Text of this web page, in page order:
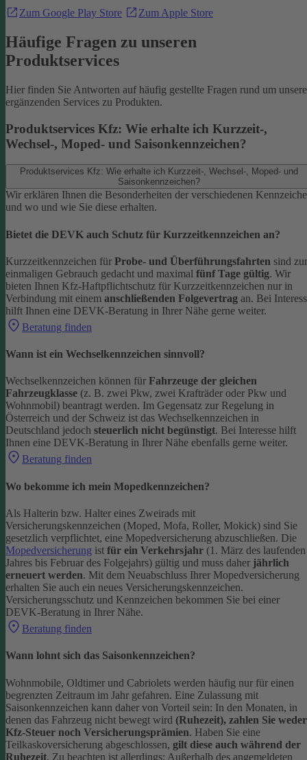
Zum Google Play Store Zum Apple Store
Häufige Fragen zu unseren
Produktservices
Hier finden Sie Antworten auf häufig gestellte Fragen rund um unsere
ergänzenden Services zu Produkten.
Produktservices Kfz: Wie erhalte ich Kurzzeit-,
Wechsel-, Moped- und Saisonkennzeichen?
Produktservices Kfz: Wie erhalte ich Kurzzeit-, Wechsel-, Moped- und
Saisonkennzeichen?
Wir erklären Ihnen die Besonderheiten der verschiedenen
und wo und wie Sie diese erhalten.
Bietet die DEVK auch Schutz für Kurzzeitkennzeichen an?
Kurzzeitkennzeichen für Probe- und Überführungsfahrten sind
einmaligen Gebrauch gedacht und maximal fünf Tage gültig. Wir
bieten Ihnen Kfz-Haftpflichtschutz für Kurzzeitkennzeichen nur in
Verbindung mit einem anschließenden Folgevertrag an. Bei
hilft Ihnen eine DEVK-Beratung in Ihrer Nähe gerne weiter.
Beratung finden
Wann ist ein Wechselkennzeichen sinnvoll?
Wechselkennzeichen können für Fahrzeuge der gleichen
Fahrzeugklasse (z. B. zwei Pkw, zwei Krafträder oder Pkw und
Wohnmobil) beantragt werden. Im Gegensatz zur Regelung in
Österreich und der Schweiz ist das Wechselkennzeichen in
Deutschland jedoch steuerlich nicht begünstigt. Bei Interesse hilft
Ihnen eine DEVK-Beratung in Ihrer Nähe ebenfalls gerne weiter.
Beratung finden
Wo bekomme ich mein Mopedkennzeichen?
Als Halterin bzw. Halter eines Zweirads mit
Versicherungskennzeichen (Moped, Mofa, Roller, Mokick) sind Sie
gesetzlich verpflichtet, eine Mopedversicherung abzuschließen. Die
Mopedversicherung ist für ein Verkehrsjahr (1. März des laufenden
Jahres bis Februar des Folgejahrs) gültig und muss daher jährlich
erneuert werden. Mit dem Neuabschluss Ihrer Mopedversicherung
erhalten Sie auch ein neues Versicherungskennzeichen.
Versicherungsschutz und Kennzeichen bekommen Sie bei einer
DEVK-Beratung in Ihrer Nähe.
Beratung finden
Wann lohnt sich das Saisonkennzeichen?
Wohnmobile, Oldtimer und Cabriolets werden häufig nur für einen
begrenzten Zeitraum im Jahr gefahren. Eine Zulassung mit
Saisonkennzeichen kann daher von Vorteil sein: In den Monaten, in
denen das Fahrzeug nicht bewegt wird (Ruhezeit), zahlen Sie weder
Kfz-Steuer noch Versicherungsprämien. Haben Sie eine
Teilkaskoversicherung abgeschlossen, gilt diese auch während der
Ruhezeit. Zu beachten ist allerdings: Außerhalb des angemeldeten